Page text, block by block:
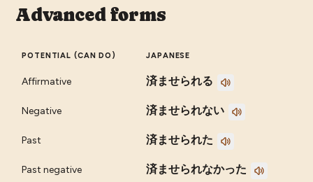
Advanced forms
POTENTIAL (CAN DO) JAPANESE
Affirmative 済ませられる
Negative 済ませられない
Past 済ませられた
Past negative 済ませられなかった